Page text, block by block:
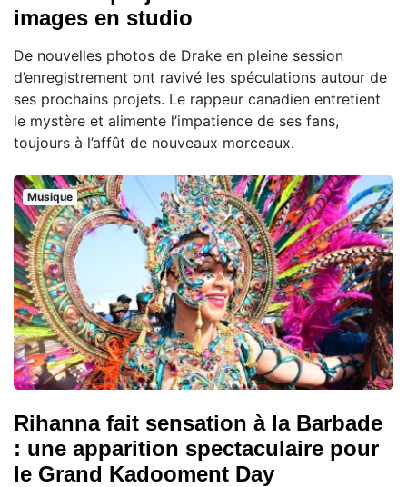
images en studio
De nouvelles photos de Drake en pleine session
d’enregistrement ont ravivé les spéculations autour de
ses prochains projets. Le rappeur canadien entretient
le mystère et alimente l’impatience de ses fans,
toujours à l’affût de nouveaux morceaux.
Musique
Rihanna fait sensation à la Barbade
: une apparition spectaculaire pour
le Grand Kadooment Day